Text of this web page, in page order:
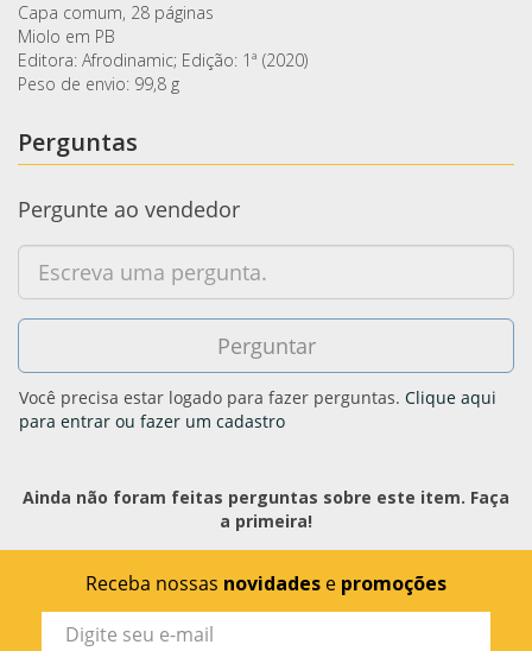
Capa comum, 28 páginas
Miolo em PB
Editora: Afrodinamic; Edição: 1ª (2020)
Peso de envio: 99,8 g
Perguntas
Pergunte ao vendedor
Você precisa estar logado para fazer perguntas. Clique aqui
para entrar ou fazer um cadastro
Ainda não foram feitas perguntas sobre este item. Faça
a primeira!
Receba nossas novidades e promoções